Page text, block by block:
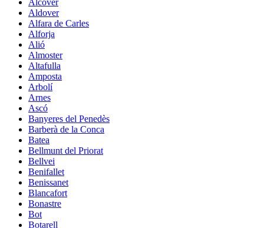
Aldover
Alfara de Carles
Alforja
Alió
Almoster
Altafulla
Amposta
Arbolí
Arnes
Ascó
Banyeres del Penedès
Barberà de la Conca
Batea
Bellmunt del Priorat
Bellvei
Benifallet
Benissanet
Blancafort
Bonastre
Bot
Botarell